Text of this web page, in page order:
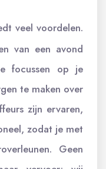
veel voordelen.
van een avond
focussen op je
te maken over
zijn ervaren,
zodat je met
Geen